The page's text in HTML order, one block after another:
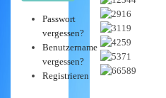
Passwort
vergessen?
Benutzername
vergessen?
Registrieren